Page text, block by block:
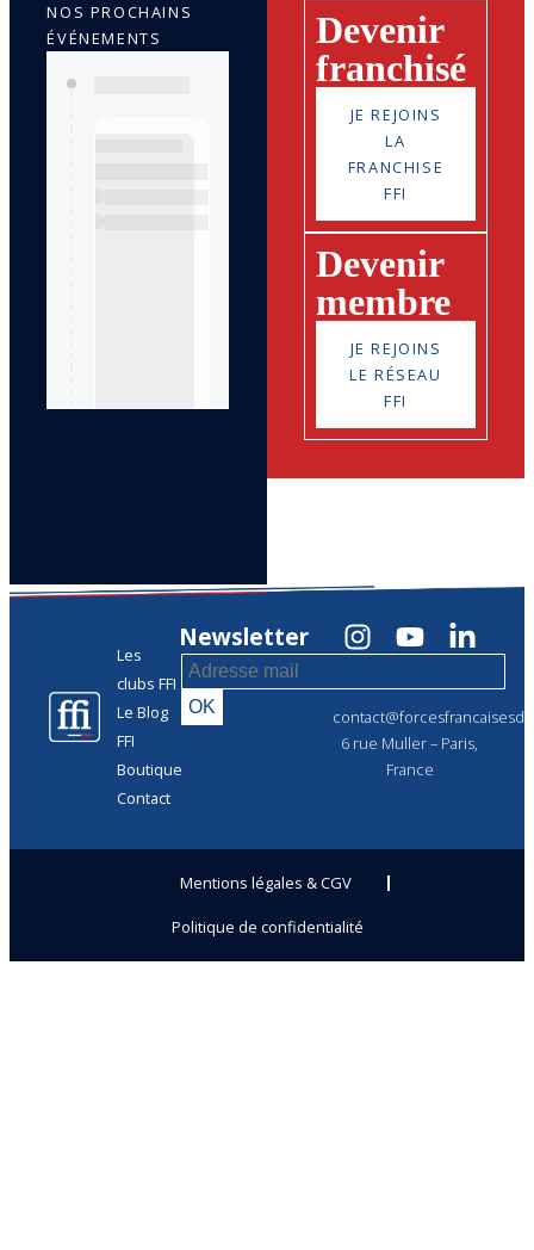
Devenir
franchisé
JE REJOINS
LA
FRANCHISE
FFI
Devenir
membre
JE REJOINS
LE RÉSEAU
FFI
NOS PROCHAINS
ÉVÉNEMENTS
Les
clubs FFI
Le Blog
FFI
Boutique
Contact
6 rue Muller – Paris,
France
Newsletter
Mentions légales & CGV
Politique de confidentialité